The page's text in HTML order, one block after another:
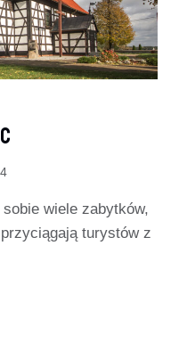
wiele zabytków,
turystów z